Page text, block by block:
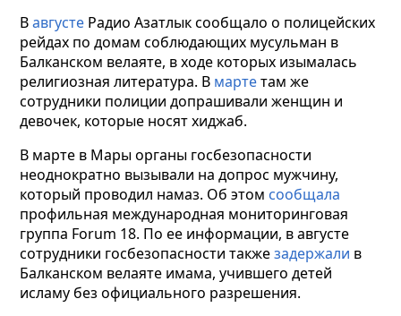
Вавгусте Радио Азатлык сообщало о полицейских
рейдах по домам соблюдающих мусульман в
Балканском велаяте, в ходе которых изымалась
религиозная литература. В мартетам же
сотрудники полиции допрашивали женщин и
девочек, которые носят хиджаб.
В марте в Мары органы госбезопасности
неоднократно вызывали на допрос мужчину,
который проводил намаз. Об этом сообщала
профильная международная мониторинговая
группа Forum 18. По ее информации, в августе
сотрудники госбезопасности такжезадержали в
Балканском велаяте имама, учившего детей
исламу без официального разрешения.